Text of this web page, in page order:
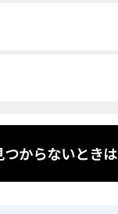
つからないときは